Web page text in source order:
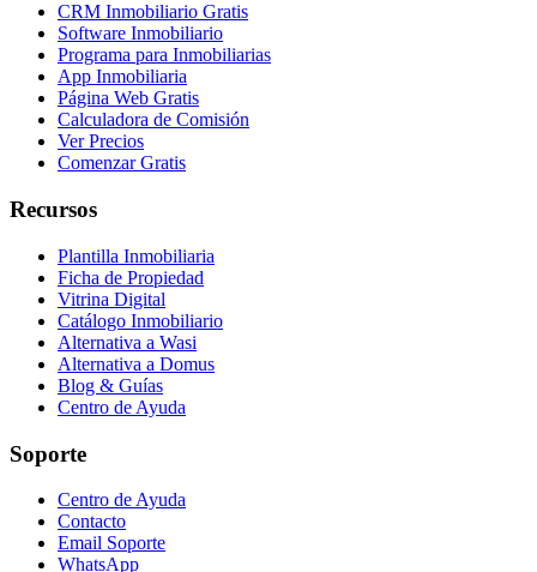
CRM Inmobiliario Gratis
Software Inmobiliario
Programa para Inmobiliarias
App Inmobiliaria
Página Web Gratis
Calculadora de Comisión
Ver Precios
Comenzar Gratis
Recursos
Plantilla Inmobiliaria
Ficha de Propiedad
Vitrina Digital
Catálogo Inmobiliario
Alternativa a Wasi
Alternativa a Domus
Blog & Guías
Centro de Ayuda
Soporte
Centro de Ayuda
Contacto
Email Soporte
WhatsApp